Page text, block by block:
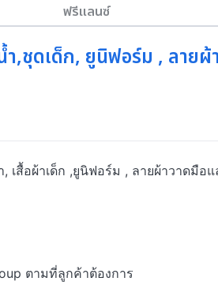
ฟรีแลนซ์
ชุดเด็ก, ยูนิฟอร์ม , ลายผ้
สื้อผ้าเด็ก ,ยูนิฟอร์ม , ลายผ้าวาดมือ
ตามที่ลูกค้าต้องการ